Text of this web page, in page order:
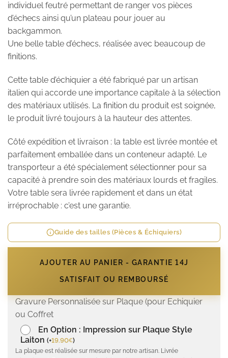
individuel feutré permettant de ranger vos pièces
d’échecs ainsi qu’un plateau pour jouer au
backgammon.
Une belle table d’échecs, réalisée avec beaucoup de
finitions.
Cette table d’échiquier a été fabriqué par un artisan
italien qui accorde une importance capitale à la sélection
des matériaux utilisés. La finition du produit est soignée,
le produit livré toujours à la hauteur des attentes.
Côté expédition et livraison : la table est livrée montée et
parfaitement emballée dans un conteneur adapté. Le
transporteur a été spécialement sélectionner pour sa
capacité à prendre soin des matériaux lourds et fragiles.
Votre table sera livrée rapidement et dans un état
irréprochable : c’est une garantie.
Guide des tailles (Pièces & Échiquiers)
AJOUTER AU PANIER - GARANTIE 14J
SATISFAIT OU REMBOURSÉ
Gravure Personnalisée sur Plaque (pour Echiquier
ou Coffret
En Option : Impression sur Plaque Style
Laiton (+19.90€)
La plaque est réalisée sur mesure par notre artisan. Livrée